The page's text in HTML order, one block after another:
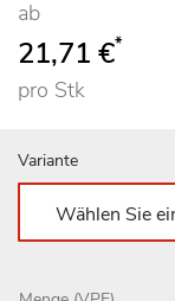
ab
21,71 €*
pro Stk
Variante